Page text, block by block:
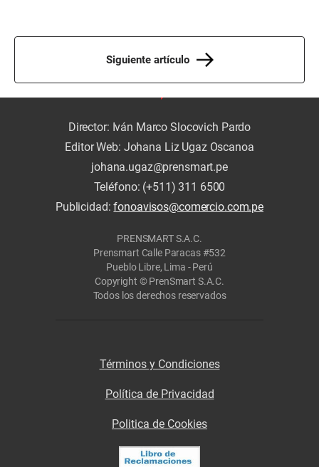
Siguiente artículo
Director: Iván Marco Slocovich Pardo
Editor Web: Johana Liz Ugaz Oscanoa
johana.ugaz@prensmart.pe
Teléfono: (+511) 311 6500
Publicidad:fonoavisos@comercio.com.pe
PRENSMART S.A.C.
Prensmart Calle Paracas #532
Pueblo Libre, Lima - Perú
Copyright © PrenSmart S.A.C.
Todos los derechos reservados
Términos y Condiciones
Política de Privacidad
Politica de Cookies